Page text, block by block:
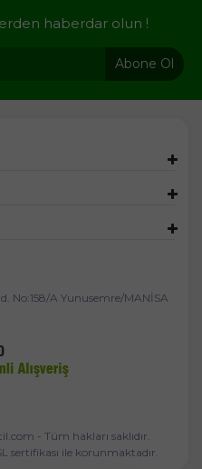
haberdar olun !
Abone Ol
No:158/A Yunusemre/MANİSA
- Tüm hakları saklıdır.
sertifikası ile korunmaktadır.